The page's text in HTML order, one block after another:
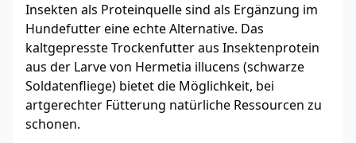
Insekten als Proteinquelle sind als Ergänzung im
Hundefutter eine echte Alternative. Das
kaltgepresste Trockenfutter aus Insektenprotein
aus der Larve von Hermetia illucens (schwarze
Soldatenfliege) bietet die Möglichkeit, bei
artgerechter Fütterung natürliche Ressourcen zu
schonen.